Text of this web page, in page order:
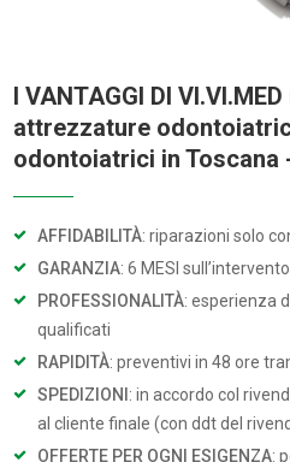
I VANTAGGI DI
attrezzature
odontoiatrici in Toscana
AFFIDABILITÀ: riparazioni solo
GARANZIA: 6 MESI
PROFESSIONALITÀ: esperienza
qualificati
RAPIDITÀ: preventivi in 48 ore
SPEDIZIONI : in accordo col
al cliente finale (con ddt del
OFFERTE PER OGNI ESIGENZA: